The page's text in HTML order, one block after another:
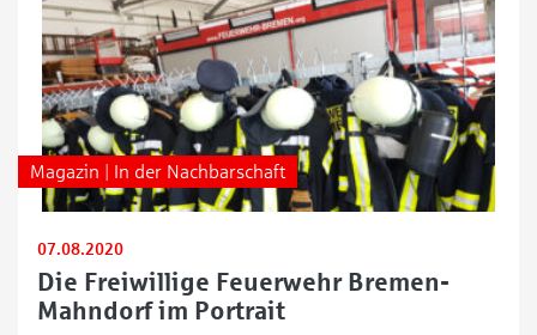
Magazin | In der Nachbarschaft
07.08.2020
Die Freiwillige Feuerwehr Bremen-
Mahndorf im Portrait